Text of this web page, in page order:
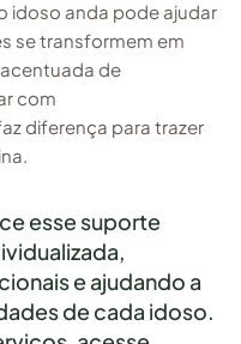
idoso anda pode ajudar
se transformem em
de
com
diferença para trazer
esse suporte
e ajudando a
de cada idoso.